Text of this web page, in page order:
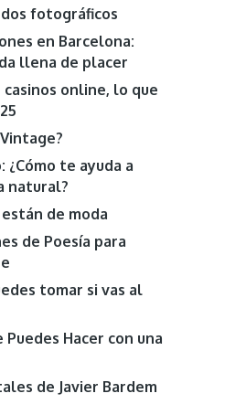
fotográficos
en Barcelona:
llena de placer
online, lo que
¿Cómo te ayuda a
natural?
de moda
de Poesía para
tomar si vas al
Hacer con una
de Javier Bardem